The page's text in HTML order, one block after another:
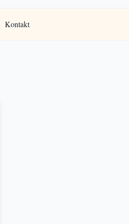
Kontakt